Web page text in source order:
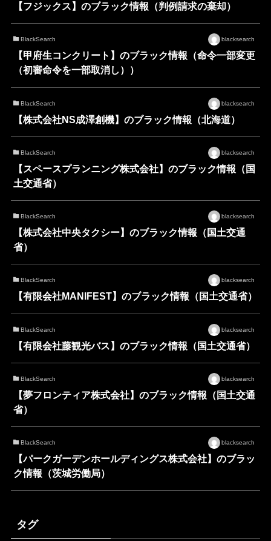
【フジックス】のブラック情報（判例請求の棄却）
BlackSearch blacksearch
【甲府生コンクリート】のブラック情報（命令一部変更
（初審命令を一部取消し））
BlackSearch blacksearch
【株式会社NS成澤創機】のブラック情報（北海道）
BlackSearch blacksearch
【スペースプランニング株式会社】のブラック情報（国
土交通省）
BlackSearch blacksearch
【株式会社中央タクシー】のブラック情報（国土交通
省）
BlackSearch blacksearch
【有限会社MANIFEST】のブラック情報（国土交通省）
BlackSearch blacksearch
【有限会社藤観光バス】のブラック情報（国土交通省）
BlackSearch blacksearch
【夢フロンティア株式会社】のブラック情報（国土交通
省）
BlackSearch blacksearch
【パークガーデンホールディングス株式会社】のブラッ
ク情報（茨城労働局）
タグ